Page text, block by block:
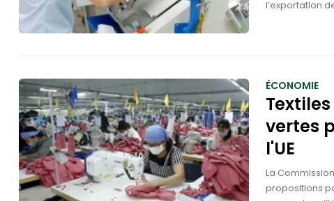
l’exportation
ÉCONOMIE
vertes
l'UE
La
propositions